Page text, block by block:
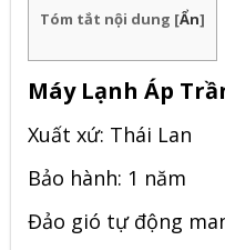
Tóm tắt nội dung [Ẩn]
Máy Lạnh Áp
Xuất xứ: Thái Lan
Bảo hành: 1 năm
Đảo gió tự động